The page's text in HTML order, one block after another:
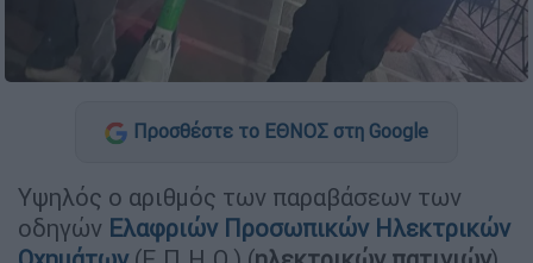
Προσθέστε το ΕΘΝΟΣ στη Google
Υψηλός ο αριθμός των παραβάσεων των
οδηγών Ελαφριών Προσωπικών Ηλεκτρικών